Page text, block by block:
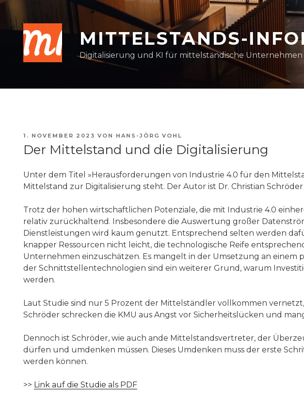
Zum
Inhalt
springen
MITTELSTANDS-
Digitalisierung und KI für mittelständische Unternehmen
VERÖFFENTLICHT
1. NOVEMBER 2023 VON HANS-JÖRG VOHL
Der Mittelstand und die Digitalisierung
Unter dem Titel »Herausforderungen von Industrie 4.0 für den
Mittelstand zur Digitalisierung steht. Der Autor ist Dr. Christian
Trotz der hohen wirtschaftlichen Potenziale, die mit Industrie 4.0
relativ zurückhaltend. Insbesondere die Auswertung großer
Dienstleistungen wird kaum genutzt. Entsprechend selten werden
knapper Ressourcen nicht leicht, die technologische Reife
Unternehmen einzuschätzen. Es mangelt in der Umsetzung an einem
der Schnittstellentechnologien sind ein weiterer Grund, warum
werden.
Laut Studie sind nur 5 Prozent der Mittelständler vollkommen
Schröder schrecken die KMU aus Angst vor Sicherheitslücken und
Dennoch ist Schröder, wie auch ande Mittelstandsvertreter, der
dürfen und umdenken müssen. Dieses Umdenken muss der erste
werden können.
>> Link auf die Studie als PDF